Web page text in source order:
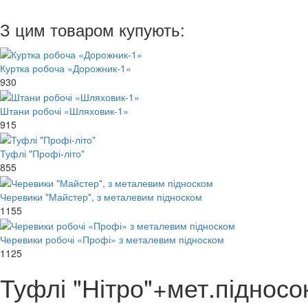
З цим товаром купують:
Куртка робоча «Дорожник-1»
930
Штани робочі «Шляховик-1»
915
Туфлі "Профі-літо"
855
Черевики "Майстер", з металевим підноском
1155
Черевики робочі «Профі» з металевим підноском
1125
Туфлі